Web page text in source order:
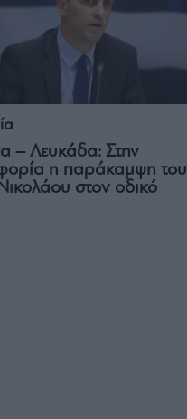
– Λευκάδα: Στην
η παράκαμψη του
στον οδικό